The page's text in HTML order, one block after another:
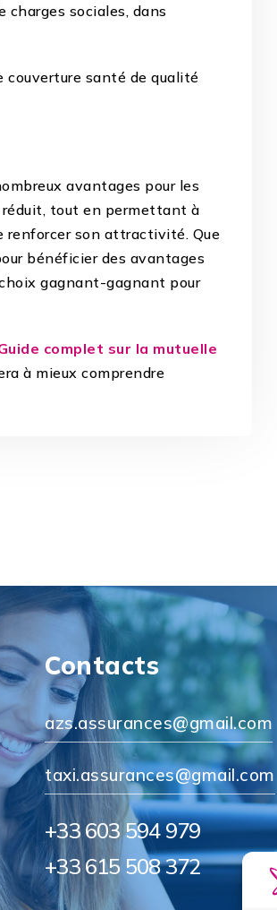
charges sociales, dans
couverture santé de qualité
avantages pour les
tout en permettant à
renforcer son attractivité. Que
bénéficier des avantages
gagnant-gagnant pour
complet sur la mutuelle
à mieux comprendre
Contacts
azs.assurances@gmail.com
taxi.assurances@gmail.com
+33 603 594 979
+33 615 508 372